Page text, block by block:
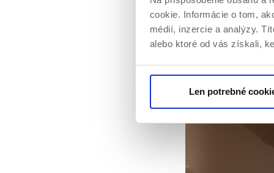
cookie. Informácie o tom,
médií, inzercie a analýzy.
alebo ktoré od vás získali,
Len potrebné
dôležité, pretože
hmotu. Tuky sú
zdravie človeka.